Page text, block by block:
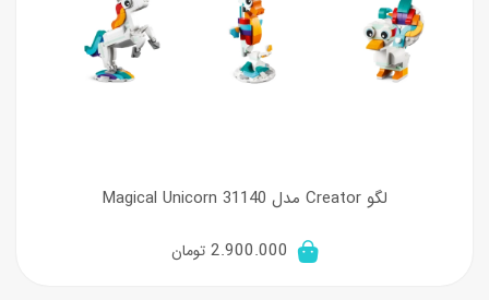
لگو Creator مدل 31140 Magical Unicorn
2.900.000 تومان